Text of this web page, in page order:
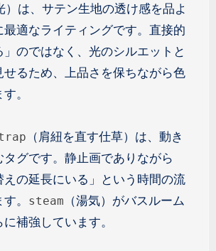
）は、サテン生地の透け感を品よ
最適なライティングです。直接的
のではなく、光のシルエットと
せるため、上品さを保ちながら色
。
（肩紐を直す仕草）は、動き
タグです。静止画でありながら
えの延長にいる」という時間の流
。
steam （湯気）がバスルーム
補強しています。